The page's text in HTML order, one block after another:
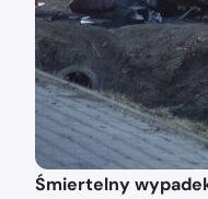
Śmiertelny